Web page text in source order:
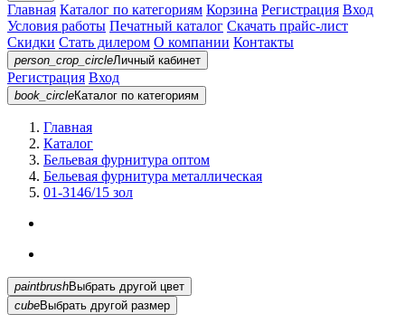
Главная Каталог по категориям Корзина Регистрация Вход
Условия работы Печатный каталог Скачать прайс-лист
Скидки Стать дилером О компании Контакты
person_crop_circleЛичный кабинет
Регистрация Вход
book_circleКаталог по категориям
Главная
Каталог
Бельевая фурнитура оптом
Бельевая фурнитура металлическая
01-3146/15 зол
paintbrush
Выбрать другой цвет
cubeВыбрать другой размер